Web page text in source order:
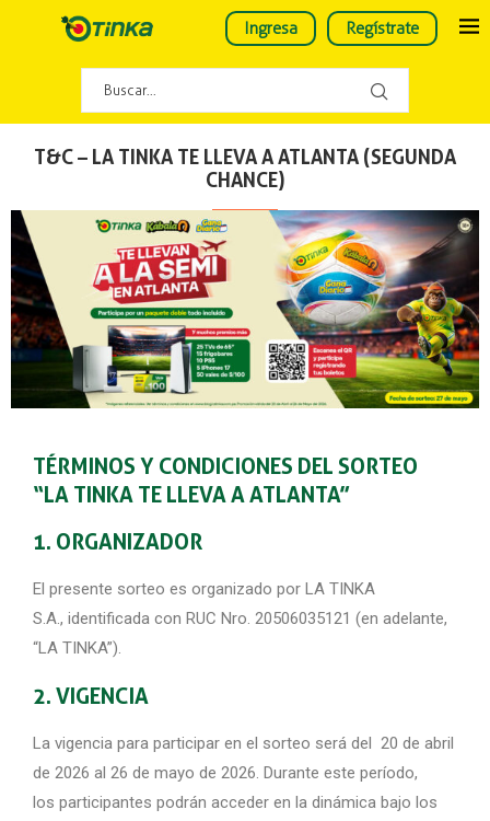
Ingresa Regístrate
T&C – LA TINKA TE LLEVA A ATLANTA (SEGUNDA
CHANCE)
TÉRMINOS Y CONDICIONES DEL SORTEO
“LA TINKA TE LLEVA A ATLANTA”
1. ORGANIZADOR
El presente sorteo es organizado por LA TINKA
S.A., identificada con RUC Nro. 20506035121 (en adelante,
“LA TINKA”).
2. VIGENCIA
La vigencia para participar en el sorteo será del 20 de abril
de 2026 al 26 de mayo de 2026. Durante este período,
los participantes podrán acceder en la dinámica bajo los